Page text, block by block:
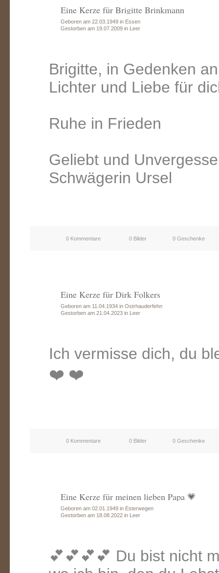
Eine Kerze für Brigitte Brinkmann
Geboren am 22.03.1949 in Essen
Gestorben am 19.07.2009 in Leer
Brigitte, in Gedenken
Lichter und Liebe für
Ruhe in Frieden
Geliebt und
Schwägerin Ursel
0 Kommentare 0 Bilder 0 Geschenke
Eine Kerze für Dirk Folkers
Geboren am 11.04.1934 in Ostrhauderfehn
Gestorben am 21.04.2023 in Leer
Ich vermisse dich, du
❤️ ❤️
0 Kommentare 0 Bilder 0 Geschenke
Eine Kerze für meinen lieben Papa 💗
Geboren am 02.01.1949 in Esterwegen
Gestorben am 18.08.2022 in Leer
💕💕💕💕 Du bist nicht